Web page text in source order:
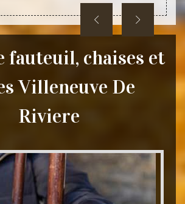
fauteuil, chaises et
Villeneuve De
Riviere